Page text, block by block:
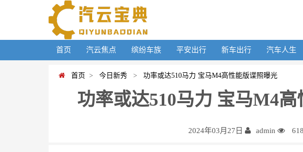
首页 汽云焦点 缤纷车族 平安出行 新车出行 汽车人生
首页 > 今日新秀 > 功率或达510马力 宝马M4高性能版谍照曝光
功率或达510马力 宝马M4
2024年03月27日 admin